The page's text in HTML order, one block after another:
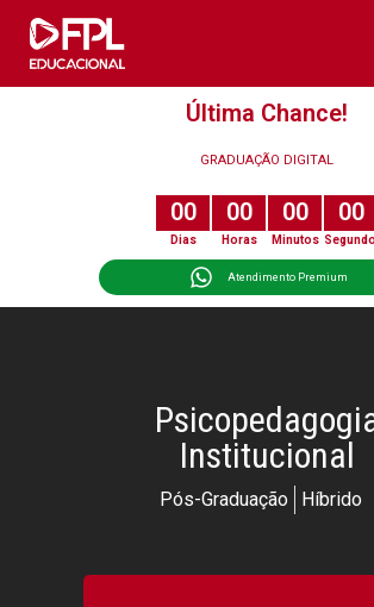
Última Chance!
GRADUAÇÃO DIGITAL
00
Dias
00
Horas
00
Minutos
00
Atendimento Premium
Institucional
Pós-Graduação Híbrido